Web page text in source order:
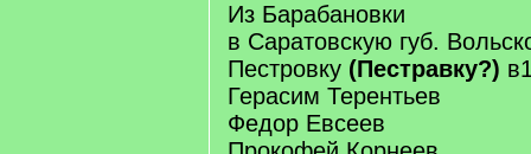
Из Барабановки
в Саратовскую губ.
Пестровку (Пестравку?)
Герасим Терентьев
Федор Евсеев